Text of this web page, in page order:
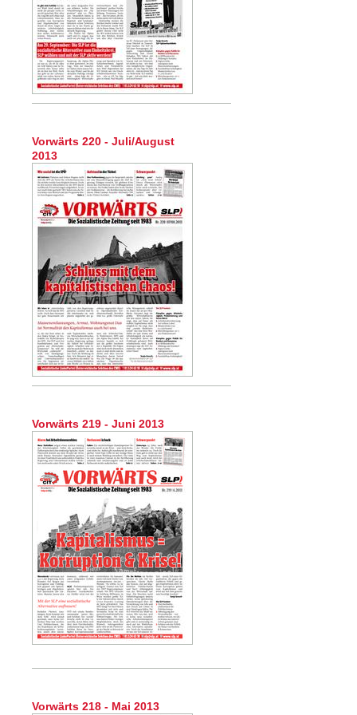
Vorwärts 220 - Juli/August
2013
Vorwärts 219 - Juni 2013
Vorwärts 218 - Mai 2013